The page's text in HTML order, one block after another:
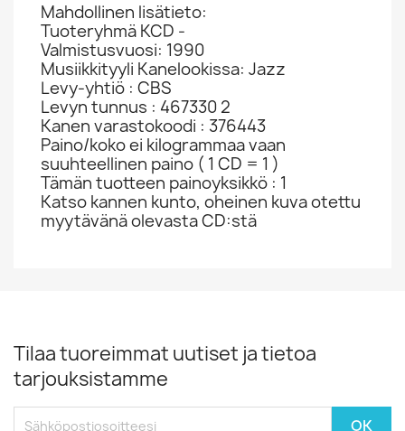
Mahdollinen lisätieto:
Tuoteryhmä KCD -
Valmistusvuosi: 1990
Musiikkityyli Kanelookissa: Jazz
Levy-yhtiö : CBS
Levyn tunnus : 467330 2
Kanen varastokoodi : 376443
Paino/koko ei kilogrammaa vaan
suuhteellinen paino ( 1 CD = 1 )
Tämän tuotteen painoyksikkö : 1
Katso kannen kunto, oheinen kuva otettu
myytävänä olevasta CD:stä
Tilaa tuoreimmat uutiset ja tietoa
tarjouksistamme